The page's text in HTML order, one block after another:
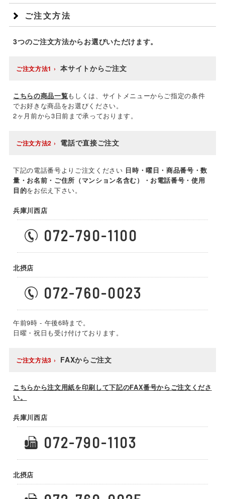
ご注文方法
3つのご注文方法からお選びいただけます。
ご注文方法1 本サイトからご注文
こちらの商品一覧もしくは、サイトメニューからご指定の条件
でお好きな商品をお選びください。
2ヶ月前から3日前まで承っております。
ご注文方法2 電話で直接ご注文
下記の電話番号よりご注文ください 日時・曜日・商品番号・数
量・お名前・ご住所（マンション名含む）・お電話番号・使用
目的をお伝え下さい。
兵庫川西店
072-790-1100
北摂店
072-760-0023
午前9時 - 午後6時まで。
日曜・祝日も受け付けております。
ご注文方法3 FAXからご注文
こちらから注文用紙を印刷して下記のFAX番号からご注文くださ
い。
兵庫川西店
072-790-1103
北摂店